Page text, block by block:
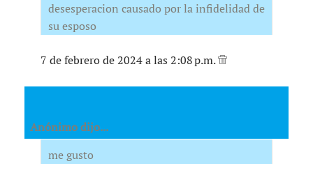
desesperacion causado por la infidelidad de
su esposo
7 de febrero de 2024 a las 2:08 p.m.
Anónimo dijo...
me gusto